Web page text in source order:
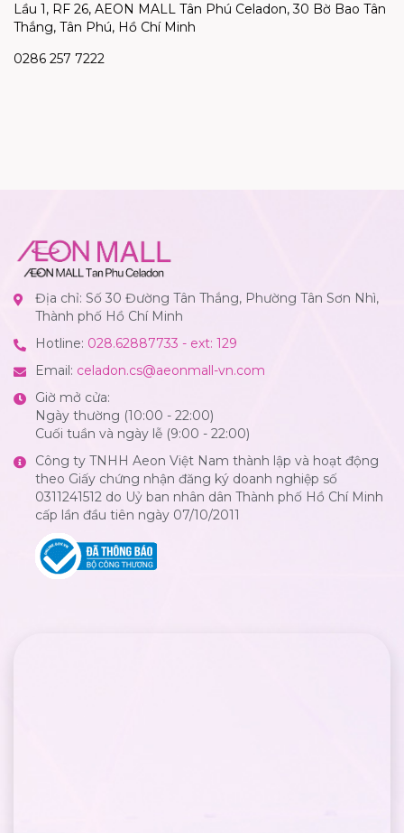
Lầu 1, RF 26, AEON MALL Tân Phú Celadon, 30 Bờ Bao Tân
Thắng, Tân Phú, Hồ Chí Minh
0286 257 7222
Địa chỉ: Số 30 Đường Tân Thắng, Phường Tân Sơn Nhì,
Thành phố Hồ Chí Minh
Hotline: 028.62887733 - ext: 129
Email: celadon.cs@aeonmall-vn.com
Giờ mở cửa:
Ngày thường (10:00 - 22:00)
Cuối tuần và ngày lễ (9:00 - 22:00)
Công ty TNHH Aeon Việt Nam thành lập và hoạt động
theo Giấy chứng nhận đăng ký doanh nghiệp số
0311241512 do Uỷ ban nhân dân Thành phố Hồ Chí Minh
cấp lần đầu tiên ngày 07/10/2011